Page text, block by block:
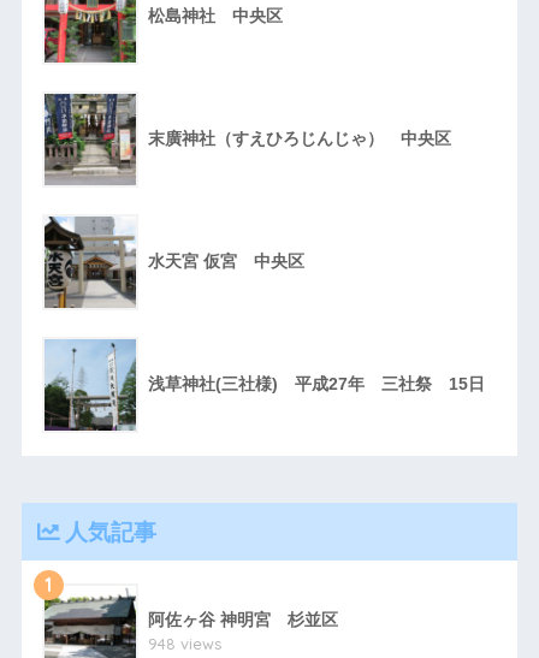
松島神社 中央区
末廣神社（すえひろじんじゃ） 中央区
水天宮 仮宮 中央区
浅草神社(三社様) 平成27年 三社祭 15日
人気記事
1
阿佐ヶ谷 神明宮 杉並区
948 views